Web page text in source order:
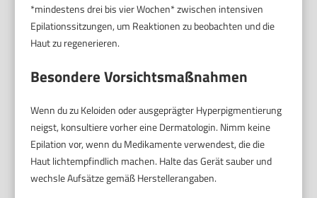
*mindestens drei bis vier Wochen* zwischen intensiven
Epilationssitzungen, um Reaktionen zu beobachten und die
Haut zu regenerieren.
Besondere Vorsichtsmaßnahmen
Wenn du zu Keloiden oder ausgeprägter Hyperpigmentierung
neigst, konsultiere vorher eine Dermatologin. Nimm keine
Epilation vor, wenn du Medikamente verwendest, die die
Haut lichtempfindlich machen. Halte das Gerät sauber und
wechsle Aufsätze gemäß Herstellerangaben.